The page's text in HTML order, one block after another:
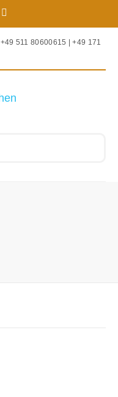
+49 511 80600615 | +49 171